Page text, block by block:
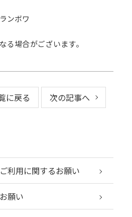
ンボワ
る場合がございます。
に戻る 次の記事へ
利用に関するお願い
願い